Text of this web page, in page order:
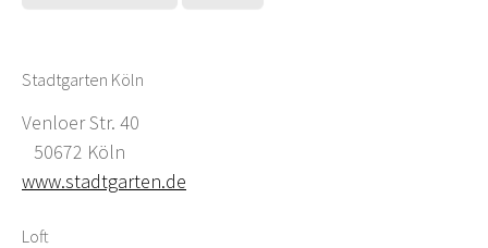
Stadtgarten Köln
Venloer Str. 40
50672 Köln
www.stadtgarten.de
Loft